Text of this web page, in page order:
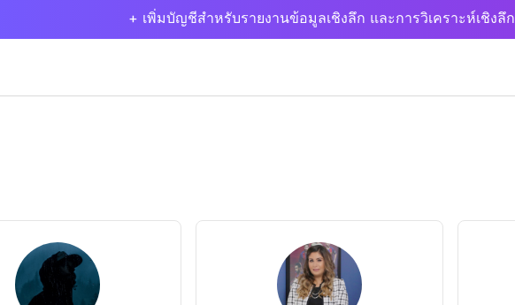
+ เพิ่มบัญชีสำหรับรายงานข้อมูลเชิงลึก และการวิเคราะห์เชิงลึก